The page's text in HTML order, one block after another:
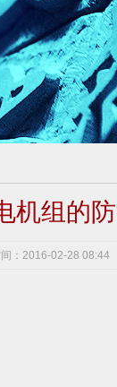
机组的
：2016-02-28 08:44